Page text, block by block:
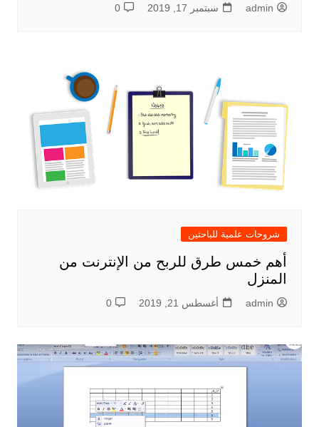
admin سبتمبر 17, 2019 0
شروحات علمية للباحثين
أهم خمس طرق للربح من الإنترنت من
المنزل
admin أغسطس 21, 2019 0